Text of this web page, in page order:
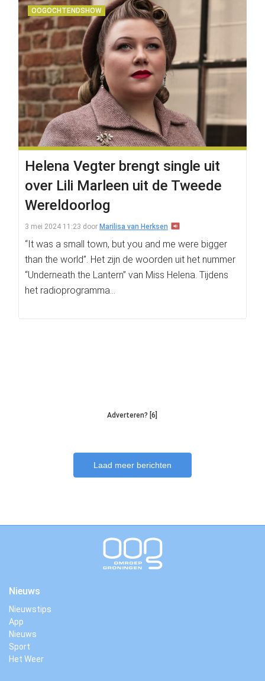
OOGOCHTENDSHOW
Helena Vegter brengt single uit
over Lili Marleen uit de Tweede
Wereldoorlog
3 mei 2024 11:23 door Marilisa van Herksen
“It was a small town, but you and me were bigger
than the world”. Het zijn de woorden uit het nummer
“Underneath the Lantern” van Miss Helena. Tijdens
het radioprogramma…
Adverteren? [6]
Laad meer berichten
Nieuws
Nieuwstips
App
Nieuws
Sport
Het Weer